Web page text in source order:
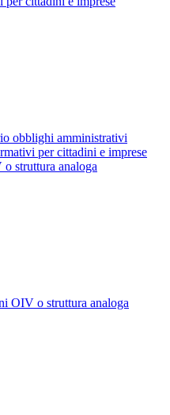
obblighi amministrativi
per cittadini e imprese
struttura analoga
OIV o struttura analoga